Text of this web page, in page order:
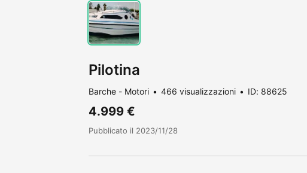
Pilotina
Barche - Motori 466 visualizzazioni ID: 88625
4.999 €
Pubblicato il 2023/11/28